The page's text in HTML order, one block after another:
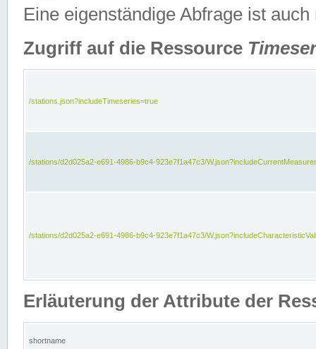
Eine eigenständige Abfrage ist auch
Zugriff auf die Ressource
/stations.json?includeTimeseries=true
/stations/d2d025a2-e691-4986-b9c4-923e7f1a47c3/
/stations/d2d025a2-e691-4986-b9c4-923e7f1a47c3/
Erläuterung der Attribute der
shortname